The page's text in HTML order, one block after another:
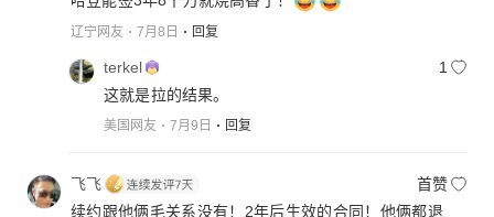
辽宁网友 7月8日 回复
terkel
1
这就是拉的结果。
美国网友 7月9日 回复
飞飞
首赞
续约跟他俩毛关系没有！2年后生效的合同！他俩都退